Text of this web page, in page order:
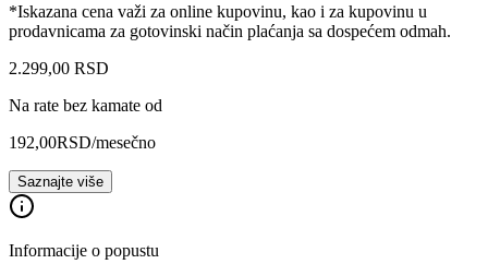
*Iskazana cena važi za online kupovinu, kao i za kupovinu u
prodavnicama za gotovinski način plaćanja sa dospećem odmah.
2.299,00 RSD
Na rate bez kamate od
192,00RSD/mesečno
Saznajte više
Informacije o popustu